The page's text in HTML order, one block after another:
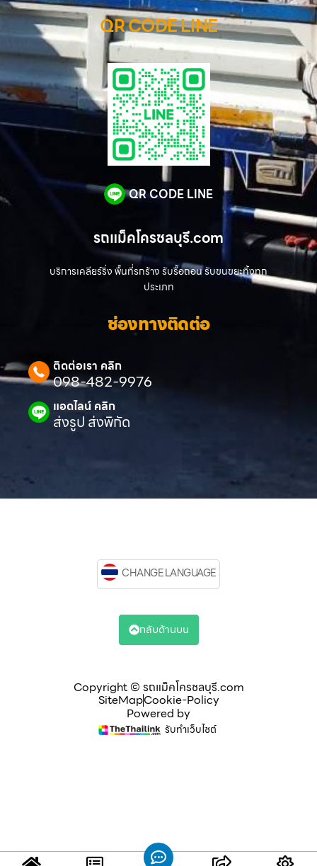
QR CODE LINE
QR CODE LINE
รถแม็คโครชลบุรี.com
บริการเคลียร์ริ่ง พื้นที่รกร้าง รับรื้อถอน รับขนขยะทิ้งทุก
ประเภท
ช่องทางติดต่อ
ติดต่อเรา คลิก
098-482-9976
แอดไลน์ คลิก
ส่งรูป ส่งพิกัด
Copyright © รถแม็คโครชลบุรี.com
SiteMapCookie-Policy
Powered by
รับทำเว็บไซต์
CHANGE LANGUAGE
กลับด้านบน